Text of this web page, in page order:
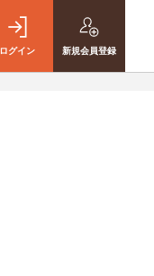
ログイン 新規会員登録